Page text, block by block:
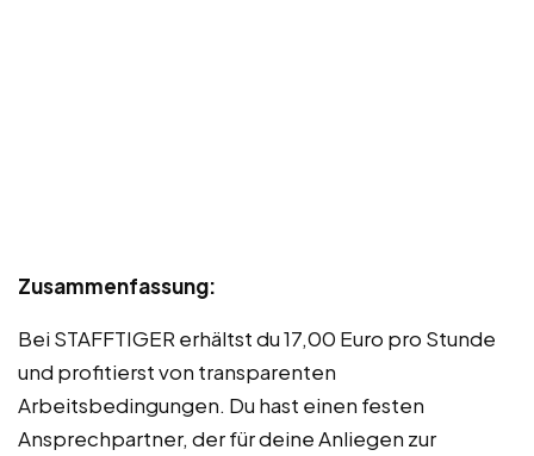
Zusammenfassung:
Bei STAFFTIGER erhältst du 17,00 Euro pro Stunde
und profitierst von transparenten
Arbeitsbedingungen. Du hast einen festen
Ansprechpartner, der für deine Anliegen zur